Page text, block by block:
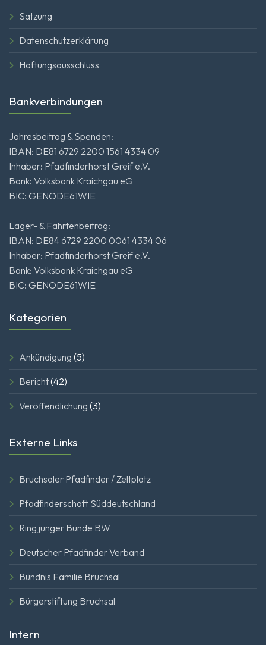
Satzung
Datenschutzerklärung
Haftungsausschluss
Bankverbindungen
Jahresbeitrag & Spenden:
IBAN: DE81 6729 2200 1561 4334 09
Inhaber: Pfadfinderhorst Greif e.V.
Bank: Volksbank Kraichgau eG
BIC: GENODE61WIE
Lager- & Fahrtenbeitrag:
IBAN: DE84 6729 2200 0061 4334 06
Inhaber: Pfadfinderhorst Greif e.V.
Bank: Volksbank Kraichgau eG
BIC: GENODE61WIE
Kategorien
Ankündigung (5)
Bericht(42)
Veröffendlichung (3)
Externe Links
Bruchsaler Pfadfinder / Zeltplatz
Pfadfinderschaft Süddeutschland
Ring junger Bünde BW
Deutscher Pfadfinder Verband
Bündnis Familie Bruchsal
Bürgerstiftung Bruchsal
Intern